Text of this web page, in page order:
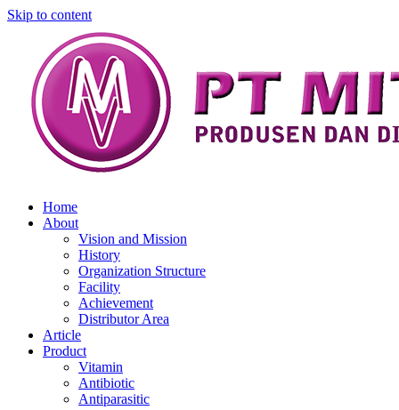
Skip to content
Home
About
Vision and Mission
History
Organization Structure
Facility
Achievement
Distributor Area
Article
Product
Vitamin
Antibiotic
Antiparasitic